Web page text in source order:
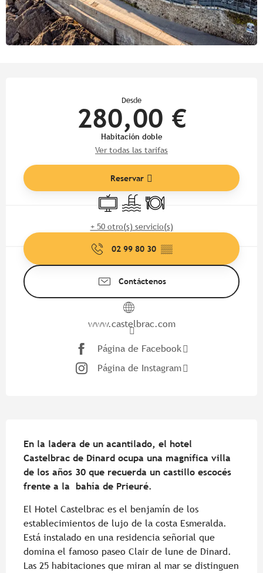
Desde
280,00 €
Habitación doble
Ver todas las tarifas
Reservar
TelevisiónPiscinaRestaurante
+ 50 otro(s) servicio(s)
02 99 80 30 ▒▒
Contáctenos
www.castelbrac.com
Página de Facebook
Página de Instagram
En la ladera de un acantilado, el hotel
Castelbrac de Dinard ocupa una magnífica villa
de los años 30 que recuerda un castillo escocés
frente a la  bahía de Prieuré.
El Hotel Castelbrac es el benjamín de los
establecimientos de lujo de la costa Esmeralda.
Está instalado en una residencia señorial que
domina el famoso paseo Clair de lune de Dinard.
Las 25 habitaciones que miran al mar se distinguen